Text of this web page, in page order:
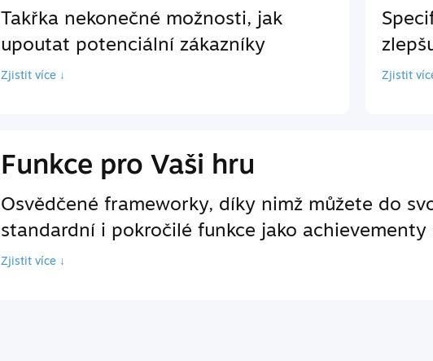
Takřka nekonečné možnosti, jak
upoutat potenciální zákazníky
Zjistit více ↓ Zjistit
Funkce pro Vaši hru
Osvědčené frameworky, díky nimž můžete do
standardní i pokročilé funkce jako
Zjistit více ↓